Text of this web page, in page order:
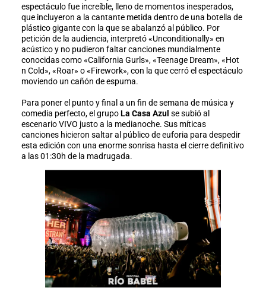
espectáculo fue increíble, lleno de momentos inesperados,
que incluyeron a la cantante metida dentro de una botella de
plástico gigante con la que se abalanzó al público. Por
petición de la audiencia, interpretó «Unconditionally» en
acústico y no pudieron faltar canciones mundialmente
conocidas como «California Gurls», «Teenage Dream», «Hot
n Cold», «Roar» o «Firework», con la que cerró el espectáculo
moviendo un cañón de espuma.
Para poner el punto y final a un fin de semana de música y
comedia perfecto, el grupoLa Casa Azul se subió al
escenario VIVO justo a la medianoche. Sus míticas
canciones hicieron saltar al público de euforia para despedir
esta edición con una enorme sonrisa hasta el cierre definitivo
a las 01:30h de la madrugada.